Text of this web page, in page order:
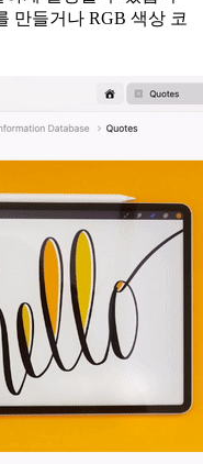
만들거나 RGB 색상 코